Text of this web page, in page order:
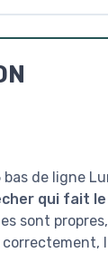
de ligne
qui fait le
sont